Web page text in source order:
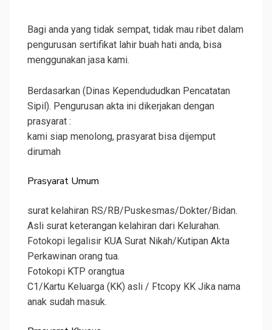
Bagi anda yang tidak sempat, tidak mau ribet dalam
pengurusan sertifikat lahir buah hati anda, bisa
menggunakan jasa kami.
Berdasarkan (Dinas Kependududkan Pencatatan
Sipil). Pengurusan akta ini dikerjakan dengan
prasyarat :
kami siap menolong, prasyarat bisa dijemput
dirumah
Prasyarat Umum
surat kelahiran RS/RB/Puskesmas/Dokter/Bidan.
Asli surat keterangan kelahiran dari Kelurahan.
Fotokopi legalisir KUA Surat Nikah/Kutipan Akta
Perkawinan orang tua.
Fotokopi KTP orangtua
C1/Kartu Keluarga (KK) asli / Ftcopy KK Jika nama
anak sudah masuk.